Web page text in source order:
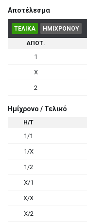
Αποτέλεσμα
ΤΕΛΙΚΑ ΗΜΙΧΡΟΝΟΥ
ΑΠΟΤ.
1
X
2
Ημίχρονο / Τελικό
Η/Τ
1/1
1/X
1/2
X/1
X/X
X/2